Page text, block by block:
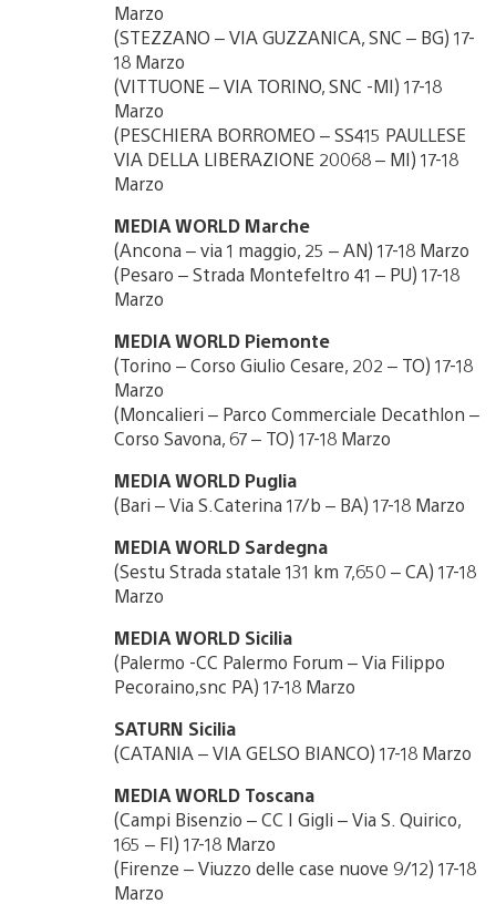
Marzo
(STEZZANO – VIA GUZZANICA, SNC – BG) 17-
18 Marzo
(VITTUONE – VIA TORINO, SNC -MI) 17-18
Marzo
(PESCHIERA BORROMEO – SS415 PAULLESE
VIA DELLA LIBERAZIONE 20068 – MI) 17-18
Marzo
MEDIA WORLD Marche
(Ancona – via 1 maggio, 25 – AN) 17-18 Marzo
(Pesaro – Strada Montefeltro 41 – PU) 17-18
Marzo
MEDIA WORLD Piemonte
(Torino – Corso Giulio Cesare, 202 – TO) 17-18
Marzo
(Moncalieri – Parco Commerciale Decathlon –
Corso Savona, 67 – TO) 17-18 Marzo
MEDIA WORLD Puglia
(Bari – Via S.Caterina 17/b – BA) 17-18 Marzo
MEDIA WORLD Sardegna
(Sestu Strada statale 131 km 7,650 – CA) 17-18
Marzo
MEDIA WORLD Sicilia
(Palermo -CC Palermo Forum – Via Filippo
Pecoraino,snc PA) 17-18 Marzo
SATURN Sicilia
(CATANIA – VIA GELSO BIANCO) 17-18 Marzo
MEDIA WORLD Toscana
(Campi Bisenzio – CC I Gigli – Via S. Quirico,
165 – FI) 17-18 Marzo
(Firenze – Viuzzo delle case nuove 9/12) 17-18
Marzo